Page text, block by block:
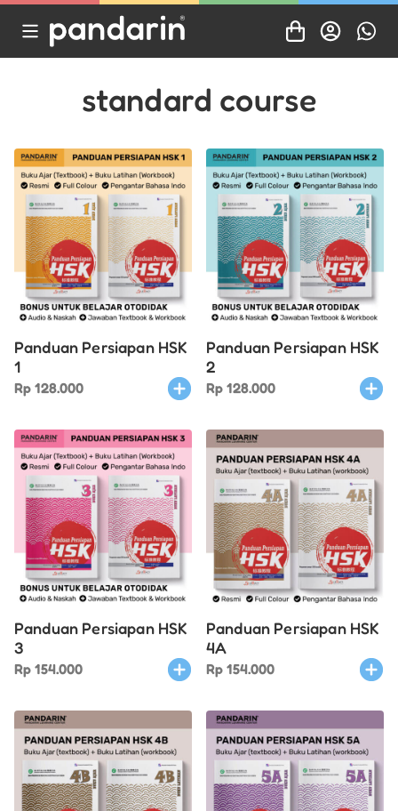
standard course
Panduan Persiapan HSK
1
Rp 128.000
Panduan Persiapan HSK
2
Rp 128.000
Panduan Persiapan HSK
3
Rp 154.000
Panduan Persiapan HSK
4A
Rp 154.000